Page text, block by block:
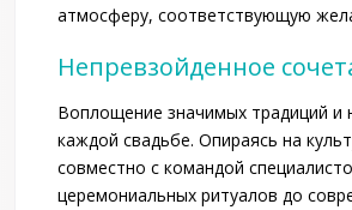
атмосферу, соответствующую
Непревзойденное
Воплощение значимых традиций и
каждой свадьбе. Опираясь на
совместно с командой
церемониальных ритуалов до